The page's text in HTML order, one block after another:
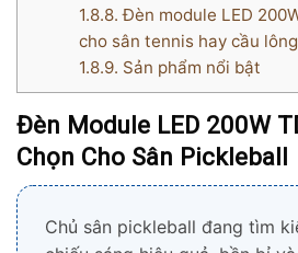
1.8.8. Đèn module LED
cho sân tennis hay cầu
1.8.9. Sản phẩm nổi bật
Đèn Module LED 200W
Chọn Cho Sân Pickleball
Chủ sân pickleball đang tìm